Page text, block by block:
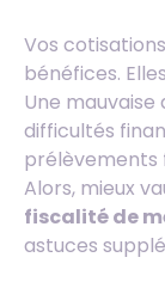
Vos
bénéfices.
Une
difficultés
prélèvements
Alors, mieux
fiscalité de
astuces